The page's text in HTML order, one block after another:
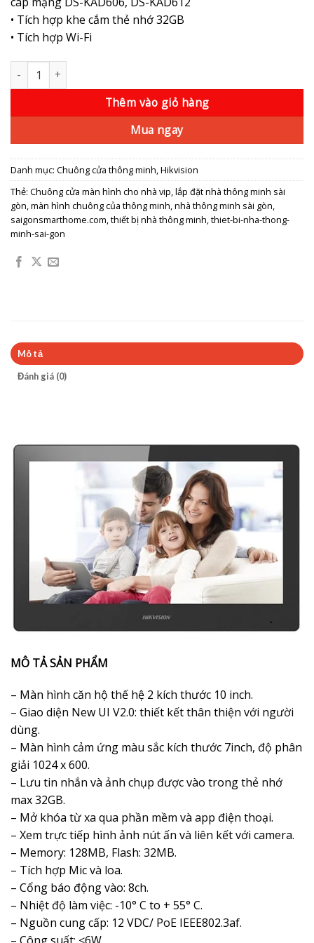
• Tích hợp khe cắm thẻ nhớ 32GB
• Tích hợp Wi-Fi
Màn Hình Chuông cửa IP Hikvision DS-KH6320-WTE1 số lượng
Thêm vào giỏ hàng
Mua ngay
Danh mục: Chuông cửa thông minh,Hikvision
Thẻ: Chuông cửa màn hình cho nhà vip,lắp đặt nhà thông minh sài
gòn,màn hình chuông của thông minh,nhà thông minh sài gòn,
saigonsmarthome.com,thiết bị nhà thông minh,thiet-bi-nha-thong-
minh-sai-gon
Mô tả
Đánh giá (0)
MÔ TẢ SẢN PHẨM
– Màn hình căn hộ thế hệ 2 kích thước 10 inch.
– Giao diện New UI V2.0: thiết kết thân thiện với người
dùng.
– Màn hình cảm ứng màu sắc kích thước 7inch, độ phân
giải 1024 x 600.
– Lưu tin nhắn và ảnh chụp được vào trong thẻ nhớ
max 32GB.
– Mở khóa từ xa qua phần mềm và app điện thoại.
– Xem trực tiếp hình ảnh nút ấn và liên kết với camera.
– Memory: 128MB, Flash: 32MB.
– Tích hợp Mic và loa.
– Cổng báo động vào: 8ch.
– Nhiệt độ làm việc: -10° C to + 55° C.
– Nguồn cung cấp: 12 VDC/ PoE IEEE802.3af.